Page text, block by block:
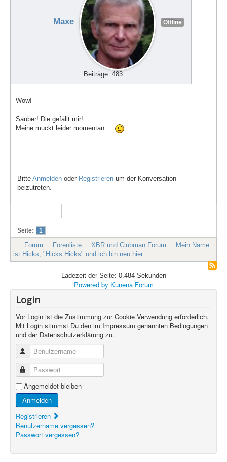
Maxe Offline
Beiträge: 483
Wow!
Sauber! Die gefällt mir!
Meine muckt leider momentan ...
Bitte Anmelden oder Registrieren um der Konversation
beizutreten.
Seite: 1
Forum Forenliste XBR und Clubman Forum
Mein Name
ist Hicks, "Hicks Hicks" und ich bin neu hier
Ladezeit der Seite: 0.484 Sekunden
Powered by Kunena Forum
Login
Vor Login ist die Zustimmung zur Cookie Verwendung erforderlich.
Mit Login stimmst Du den im Impressum genannten Bedingungen
und der Datenschutzerklärung zu.
Benutzername
Passwort
Angemeldet bleiben
Anmelden
Registrieren
Benutzername vergessen?
Passwort vergessen?